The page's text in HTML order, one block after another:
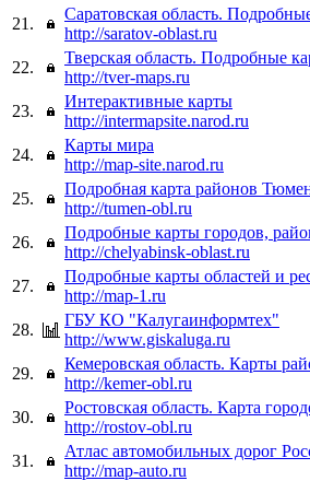
21.
Саратовская область.
http://saratov-oblast.ru
22.
Тверская область. Подробные
http://tver-maps.ru
23.
Интерактивные карты
http://intermapsite.narod.ru
24.
Карты мира
http://map-site.narod.ru
25.
Подробная карта районов
http://tumen-obl.ru
26.
Подробные карты городов,
http://chelyabinsk-oblast.ru
27.
Подробные карты областей и
http://map-1.ru
28.
ГБУ КО "Калугаинформтех"
http://www.giskaluga.ru
29.
Кемеровская область. Карты
http://kemer-obl.ru
30.
Ростовская область. Карта
http://rostov-obl.ru
31.
Атлас автомобильных дорог
http://map-auto.ru